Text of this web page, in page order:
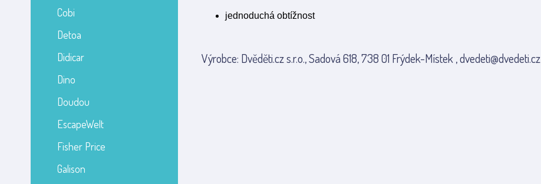
Cobi
Detoa
Didicar
Dino
Doudou
EscapeWelt
Fisher Price
Galison
jednoduchá obtížnost
Výrobce: Dvěděti.cz s.r.o., Sadová 618, 738 01 Frýdek-Místek , dvedeti@dvedeti.cz